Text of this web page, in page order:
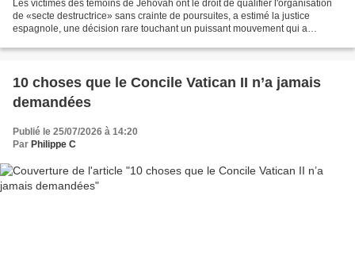
Les victimes des témoins de Jéhovah ont le droit de qualifier l'organisation
de «secte destructrice» sans crainte de poursuites, a estimé la justice
espagnole, une décision rare touchant un puissant mouvement qui a
10 choses que le Concile Vatican II n’a jamais
demandées
Publié le 25/07/2026 à 14:20
Par Philippe C